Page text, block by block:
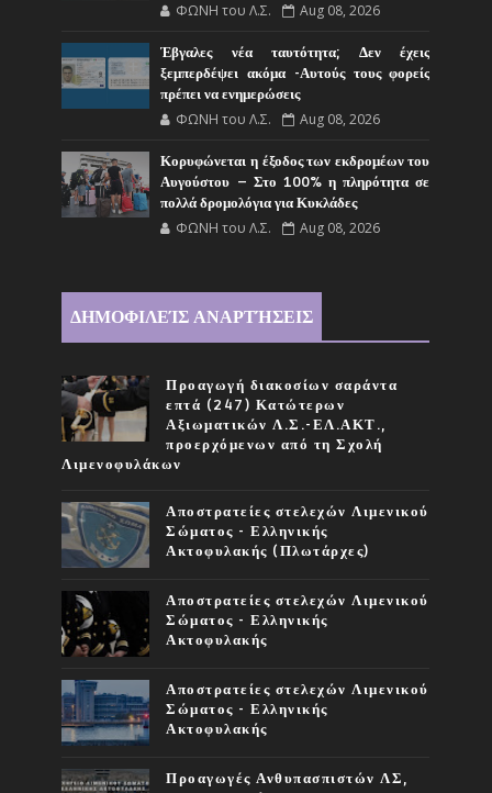
ΦΩΝΗ του Λ.Σ. Aug 08, 2026
Έβγαλες νέα ταυτότητα; Δεν έχεις
ξεμπερδέψει ακόμα -Αυτούς τους φορείς
πρέπει να ενημερώσεις
ΦΩΝΗ του Λ.Σ. Aug 08, 2026
Κορυφώνεται η έξοδος των εκδρομέων του
Αυγούστου – Στο 100% η πληρότητα σε
πολλά δρομολόγια για Κυκλάδες
ΦΩΝΗ του Λ.Σ. Aug 08, 2026
ΔΗΜΟΦΙΛΕΊΣ ΑΝΑΡΤΉΣΕΙΣ
Προαγωγή διακοσίων σαράντα
επτά (247) Κατώτερων
Αξιωματικών Λ.Σ.-ΕΛ.ΑΚΤ.,
προερχόμενων από τη Σχολή
Λιμενοφυλάκων
Αποστρατείες στελεχών Λιμενικού
Σώματος - Ελληνικής
Ακτοφυλακής (Πλωτάρχες)
Αποστρατείες στελεχών Λιμενικού
Σώματος - Ελληνικής
Ακτοφυλακής
Αποστρατείες στελεχών Λιμενικού
Σώματος - Ελληνικής
Ακτοφυλακής
Προαγωγές Ανθυπασπιστών ΛΣ,